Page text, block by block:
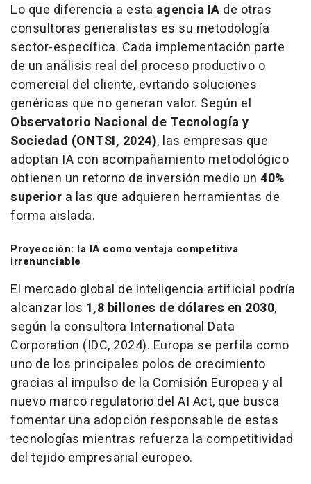
Lo que diferencia a esta agencia IA de otras
consultoras generalistas es su metodología
sector-específica. Cada implementación parte
de un análisis real del proceso productivo o
comercial del cliente, evitando soluciones
genéricas que no generan valor. Según el
Observatorio Nacional de Tecnología y
Sociedad (ONTSI, 2024), las empresas que
adoptan IA con acompañamiento metodológico
obtienen un retorno de inversión medio un 40%
superior a las que adquieren herramientas de
forma aislada.
Proyección: la IA como ventaja competitiva
irrenunciable
El mercado global de inteligencia artificial podría
alcanzar los 1,8 billones de dólares en 2030,
según la consultora International Data
Corporation (IDC, 2024). Europa se perfila como
uno de los principales polos de crecimiento
gracias al impulso de la Comisión Europea y al
nuevo marco regulatorio del AI Act, que busca
fomentar una adopción responsable de estas
tecnologías mientras refuerza la competitividad
del tejido empresarial europeo.